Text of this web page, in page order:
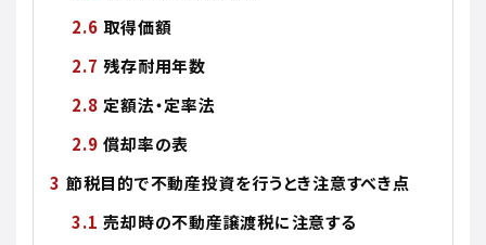
取得価額
残存耐用年数
定額法・定率法
償却率の表
節税目的で不動産投資を行うとき注意すべき点
売却時の不動産譲渡税に注意する